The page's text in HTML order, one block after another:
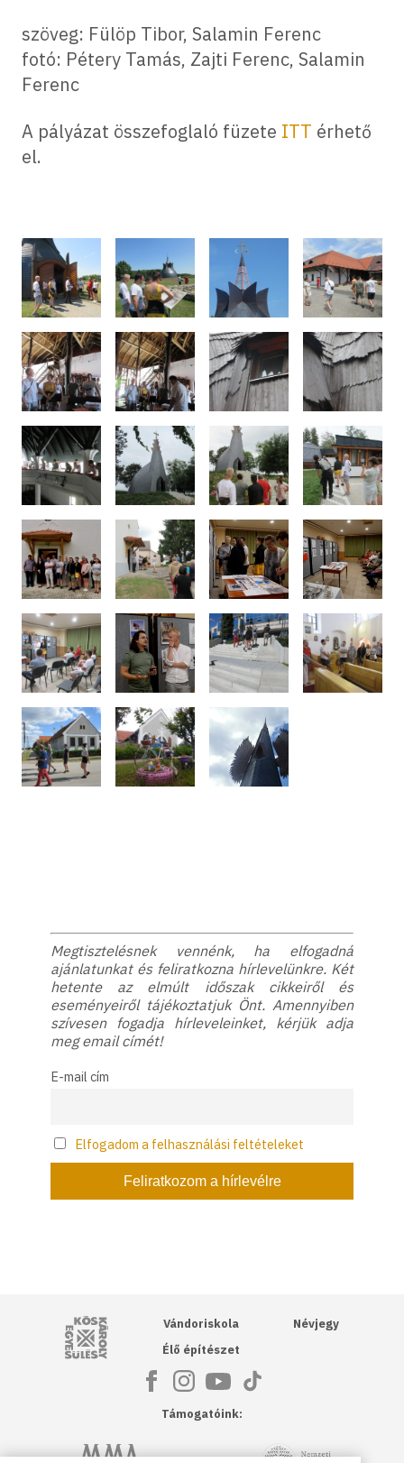
szöveg: Fülöp Tibor, Salamin Ferenc
fotó: Pétery Tamás, Zajti Ferenc, Salamin
Ferenc
A pályázat összefoglaló füzete ITT érhető
el.
Megtisztelésnek vennénk, ha elfogadná
ajánlatunkat és feliratkozna hírlevelünkre. Két
hetente az elmúlt időszak cikkeiről és
eseményeiről tájékoztatjuk Önt. Amennyiben
szívesen fogadja hírleveleinket, kérjük adja
meg email címét!
E-mail cím
Elfogadom a felhasználási feltételeket
Kós Károly Egyesülés
Vándoriskola
Élő építészet
Névjegy
Támogatóink:
Magyar Művészeti Akadémia NKA